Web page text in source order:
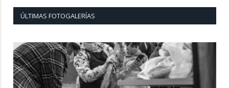
ÚLTIMAS FOTOGALERÍAS